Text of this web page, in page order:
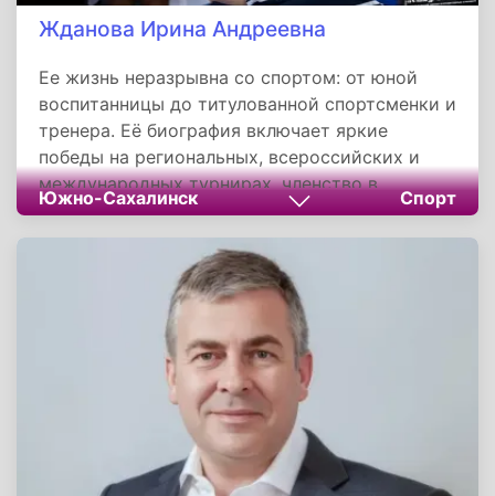
Жданова Ирина Андреевна
Ее жизнь неразрывна со спортом: от юной
воспитанницы до титулованной спортсменки и
тренера. Её биография включает яркие
победы на региональных, всероссийских и
международных турнирах, членство в
сборной Сахалинской области, а также
обладание чёрным поясом и 2-м даном по
тхэквондо WT. Тренирует новое поколение
тхэквондистов в родном клубе «Торнадо»,
продолжая вносить вклад в развитие спорта и
укрепление межнациональных отношений на
Южно-Сахалинск Спорт